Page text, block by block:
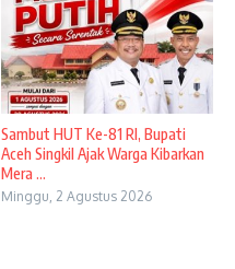
Sambut HUT Ke-81 RI, Bupati
Aceh Singkil Ajak Warga Kibarkan
Mera ...
Minggu, 2 Agustus 2026